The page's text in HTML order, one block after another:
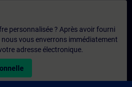
personnalisée ? Après avoir fourni
vous enverrons immédiatement
adresse électronique.